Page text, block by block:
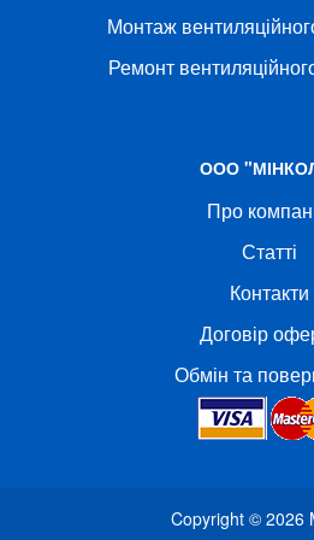
Монтаж
Ремонт
ООО
Про
Статті
Контакти
Договір
Обмін та
Copyright © 2026